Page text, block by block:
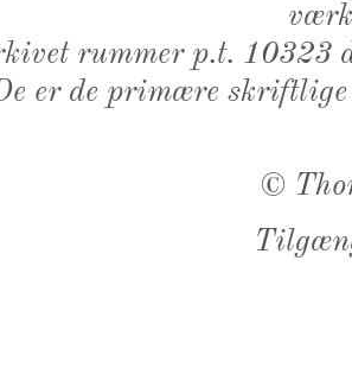
rummer p.t. 10323
er de primære
©